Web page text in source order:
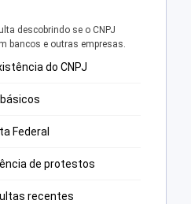
descobrindo se o CNPJ
bancos e outras empresas.
do CNPJ
Federal
de protestos
recentes